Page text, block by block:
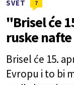
SVET 7
"Brisel će
ruske
Brisel će 15.
Evropu i to bi